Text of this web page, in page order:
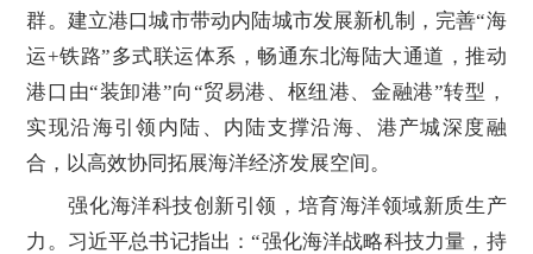
群。建立港口城市带动内陆城市发展新机制，完善“海
运+铁路”多式联运体系，畅通东北海陆大通道，推动
港口由“装卸港”向“贸易港、枢纽港、金融港”转型，
实现沿海引领内陆、内陆支撑沿海、港产城深度融
合，以高效协同拓展海洋经济发展空间。
强化海洋科技创新引领，培育海洋领域新质生产
力。习近平总书记指出：“强化海洋战略科技力量，持